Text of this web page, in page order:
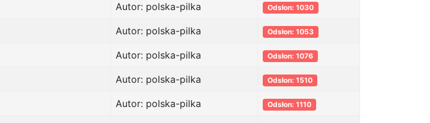
Autor: polska-pilka Odsłon: 1030
Autor: polska-pilka Odsłon: 1053
Autor: polska-pilka Odsłon: 1076
Autor: polska-pilka Odsłon: 1510
Autor: polska-pilka Odsłon: 1110